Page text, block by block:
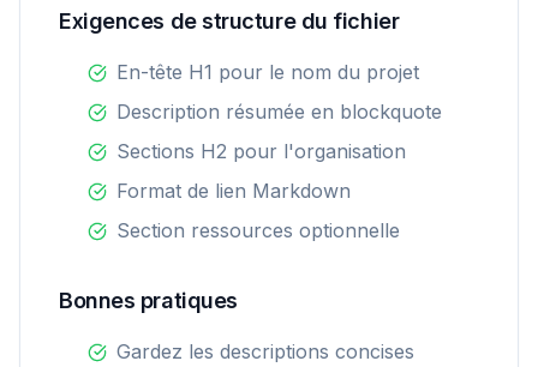
Exigences de structure du fichier
En-tête H1 pour le nom du projet
Description résumée en blockquote
Sections H2 pour l'organisation
Format de lien Markdown
Section ressources optionnelle
Bonnes pratiques
Gardez les descriptions concises